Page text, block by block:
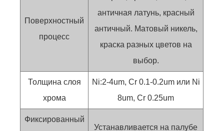
Поверхностный
процесс
античная латунь, красный
античный. Матовый никель,
краска разных цветов на
выбор.
Толщина слоя
хрома
Ni:2-4um, Cr 0.1-0.2um или Ni
8um, Cr 0.25um
Фиксированный
Устанавливается на палубе